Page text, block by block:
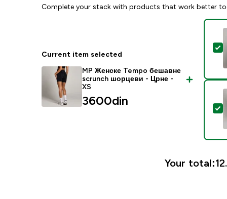
Complete your stack with products that work better
Current item selected
MP Женске Tempo бешавне
scrunch шорцеви - Црне -
XS
3600din‎
Your total: